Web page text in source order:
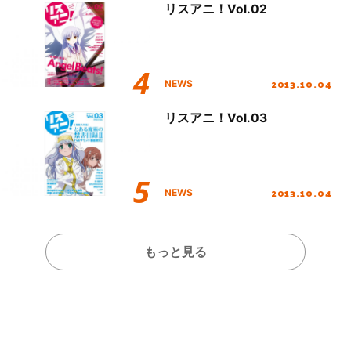
リスアニ！Vol.02
NEWS 2013.10.04
リスアニ！Vol.03
NEWS 2013.10.04
もっと見る